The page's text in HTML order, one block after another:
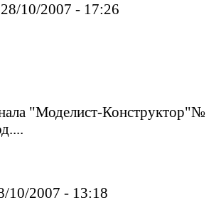
10/2007 - 17:26
"Моделист-Конструктор"№
10/2007 - 13:18